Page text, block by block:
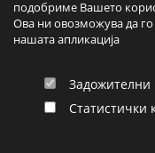
подобриме Вашето
Ова ни овозможува да
нашата апликација
Статистички